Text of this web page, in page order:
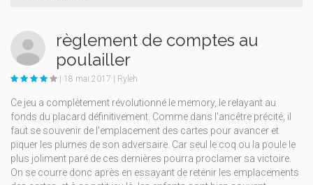
règlement de comptes au
poulailler
| 18 mai 2017 | Ryleh
Ce jeu a complètement révolutionné le memory, le relayant au
fonds du placard définitivement. Comme dans l'ancêtre précité, il
faut se souvenir de l'emplacement des cartes pour avancer et
piquer les plumes de son adversaire. Car seul le coq ou la poule le
plus joliment paré de ces dernières pourra proclamer sa victoire.
On se courre donc après en essayant de retenir les emplacements